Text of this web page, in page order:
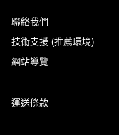
聯絡我們
技術支援 (推薦環境)
網站導覽
運送條款